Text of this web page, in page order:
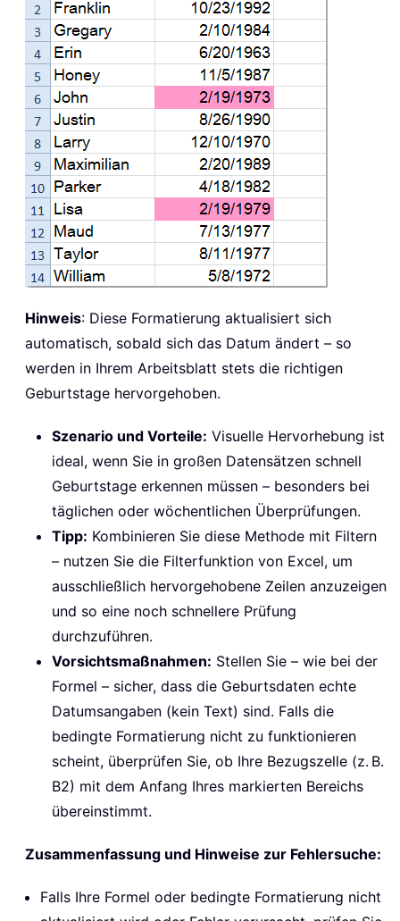
Hinweis: Diese Formatierung aktualisiert sich
automatisch, sobald sich das Datum ändert – so
werden in Ihrem Arbeitsblatt stets die richtigen
Geburtstage hervorgehoben.
Szenario und Vorteile: Visuelle Hervorhebung ist
ideal, wenn Sie in großen Datensätzen schnell
Geburtstage erkennen müssen – besonders bei
täglichen oder wöchentlichen Überprüfungen.
Tipp: Kombinieren Sie diese Methode mit Filtern
– nutzen Sie die Filterfunktion von Excel, um
ausschließlich hervorgehobene Zeilen anzuzeigen
und so eine noch schnellere Prüfung
durchzuführen.
Vorsichtsmaßnahmen: Stellen Sie – wie bei der
Formel – sicher, dass die Geburtsdaten echte
Datumsangaben (kein Text) sind. Falls die
bedingte Formatierung nicht zu funktionieren
scheint, überprüfen Sie, ob Ihre Bezugszelle (z. B.
B2) mit dem Anfang Ihres markierten Bereichs
übereinstimmt.
Zusammenfassung und Hinweise zur Fehlersuche:
Falls Ihre Formel oder bedingte Formatierung nicht